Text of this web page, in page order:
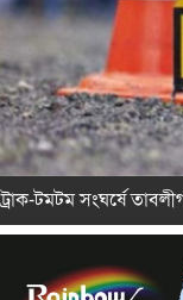
ট্রাক-টমটম সংঘর্ষে